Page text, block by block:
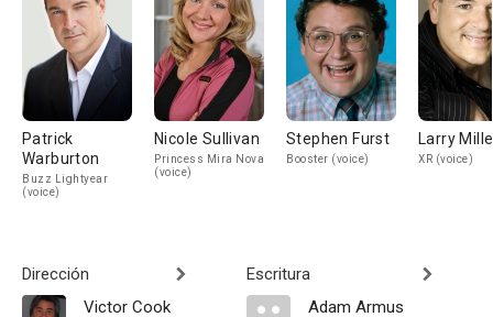
Patrick
Warburton
Buzz Lightyear
(voice)
Nicole Sullivan
Princess Mira Nova
(voice)
Stephen Furst
Booster (voice)
Larry
XR (voice)
Dirección
Victor Cook
Escritura
Adam Armus